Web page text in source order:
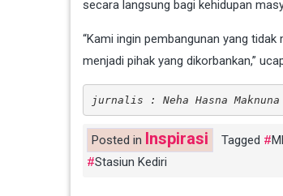
secara langsung bagi kehidupan
“Kami ingin pembangunan yang
menjadi pihak yang dikorbankan,”
jurnalis : Neha Hasna Maknuna
Posted in Inspirasi Tagged
Stasiun Kediri